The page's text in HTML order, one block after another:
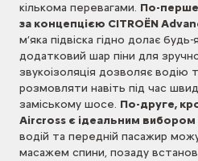
кількома перевагами. По-
за концепцією CITROЁN
м’яка підвіска гідно долає
додатковий шар піни для
звукоізоляція дозволяє водію
розмовляти навіть під час
заміському шосе. По-друге,
Aircross є ідеальним
водій та передній пасажир
масажем спини, позаду